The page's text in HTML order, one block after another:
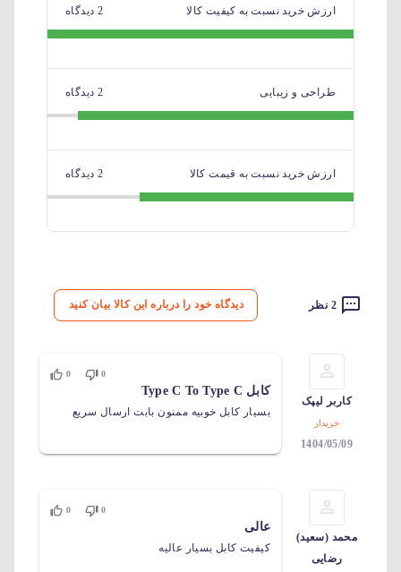
ارزش خرید نسبت به کیفیت کالا 2 دیدگاه
طراحی و زیبایی 2 دیدگاه
ارزش خرید نسبت به قیمت کالا 2 دیدگاه
2 نظر دیدگاه خود را درباره این کالا بیان کنید
کاربر لیپک
خریدار
1404/05/09
0
0
کابل Type C To Type C
بسیار کابل خوبیه ممنون بابت ارسال سریع
محمد (سعید)
رضایی
0
0
عالی
کیفیت کابل بسیار عالیه